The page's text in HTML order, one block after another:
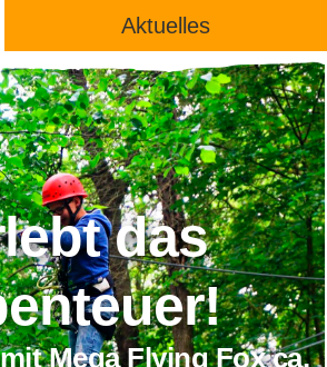
Aktuelles
das
Mega Flying Fox ca.